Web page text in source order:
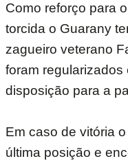
Como reforço para
torcida o Guarany
zagueiro veterano
foram
disposição para a
Em caso de vitória
última posição e